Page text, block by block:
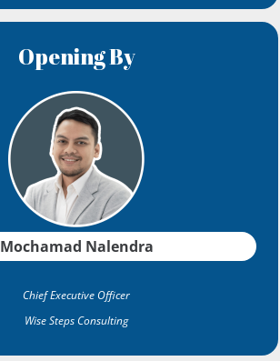
Opening By
Mochamad Nalendra
Chief Executive Officer
Wise Steps Consulting